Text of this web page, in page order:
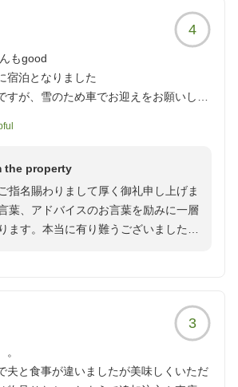
4
もgood
宿泊となりました
すが、雪のため車でお迎えをお願いしま
すくうと泥湯のようで最高でした
きが悪いのが残念でした
量、味共に普通かなと思います
the property
指名賜わりまして厚く御礼申し上げま
葉、アドバイスのお言葉を励みに一層
ます。本当に有り難うございました。
3
夫と食事が違いましたが美味しくいただ